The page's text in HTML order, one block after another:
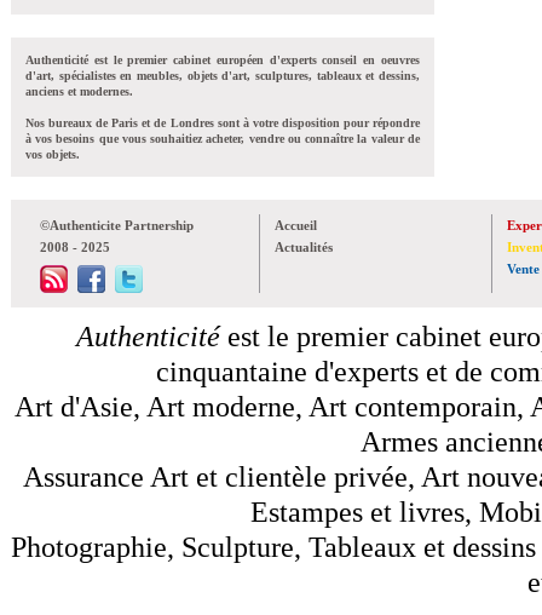
Authenticité est le premier cabinet européen d'experts conseil en oeuvres
d'art, spécialistes en meubles, objets d'art, sculptures, tableaux et dessins,
anciens et modernes.
Nos bureaux de Paris et de Londres sont à votre disposition pour répondre
à vos besoins que vous souhaitiez acheter, vendre ou connaître la valeur de
vos objets.
©Authenticite Partnership
2008 - 2025
Accueil
Actualités
Vente
Authenticitéest le premier cabinet
cinquantaine d'experts et de
Art d'Asie, Art moderne, Art contemporain,
Armes
Assurance Art et clientèle privée, Art
Estampes et livres,
Photographie, Sculpture, Tableaux et